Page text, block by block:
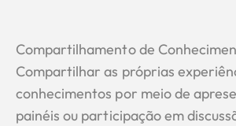
Compartilhamento de
Compartilhar as próprias
conhecimentos por meio de
painéis ou participação em